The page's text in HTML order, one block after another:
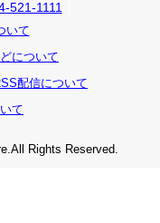
521-1111
いて
について
配信について
て
Rights Reserved.